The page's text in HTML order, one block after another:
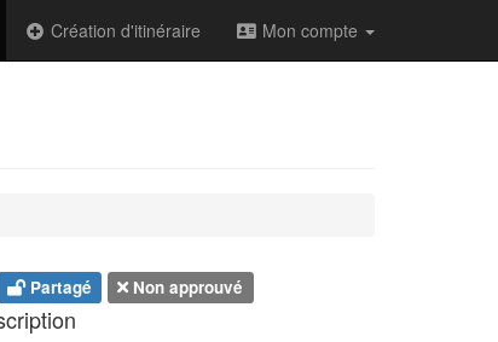
Création d'itinéraire Mon compte
Partagé Non approuvé